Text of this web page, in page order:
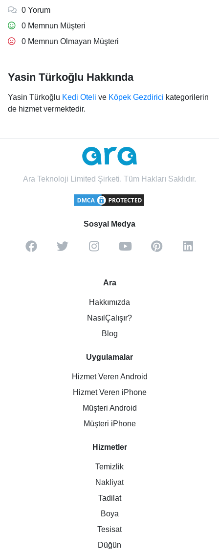
0 Yorum
0 Memnun Müşteri
0 Memnun Olmayan Müşteri
Yasin Türkoğlu Hakkında
Yasin Türkoğlu Kedi Oteli ve Köpek Gezdirici kategorilerin
de hizmet vermektedir.
Ara Teknoloji Limited Şirketi. Tüm Hakları Saklıdır.
Sosyal Medya
Ara
Hakkımızda
NasılÇalışır?
Blog
Uygulamalar
Hizmet Veren Android
Hizmet Veren iPhone
Müşteri Android
Müşteri iPhone
Hizmetler
Temizlik
Nakliyat
Tadilat
Boya
Tesisat
Düğün